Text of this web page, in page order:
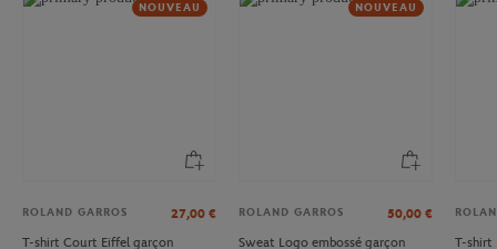
NOUVEAU
ROLAND GARROS 27,00 €
T-shirt Court Eiffel garçon
NOUVEAU
ROLAND GARROS 50,00 €
Sweat Logo embossé garçon
T-shirt